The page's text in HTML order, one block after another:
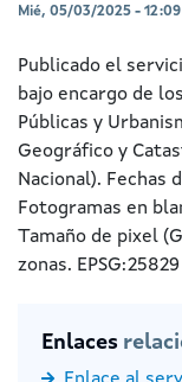
Mié, 05/03/2025 - 12:09
Publicado el
bajo encargo de
Públicas y
Geográfico y
Nacional). Fechas
Fotogramas en
Tamaño de pixel
zonas. EPSG:25829
Enlaces